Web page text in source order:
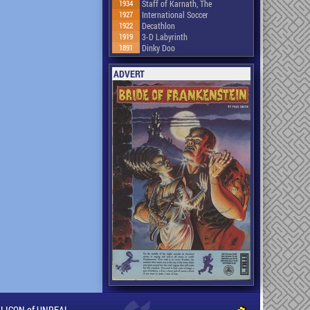
1934 Staff of Karnath, The
1927 International Soccer
1922 Decathlon
1919 3-D Labyrinth
1891 Dinky Doo
ADVERT